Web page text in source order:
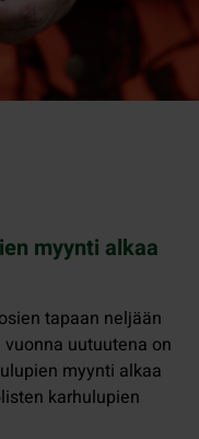
myynti alkaa
tapaan neljään
uutuutena on
myynti alkaa
karhulupien